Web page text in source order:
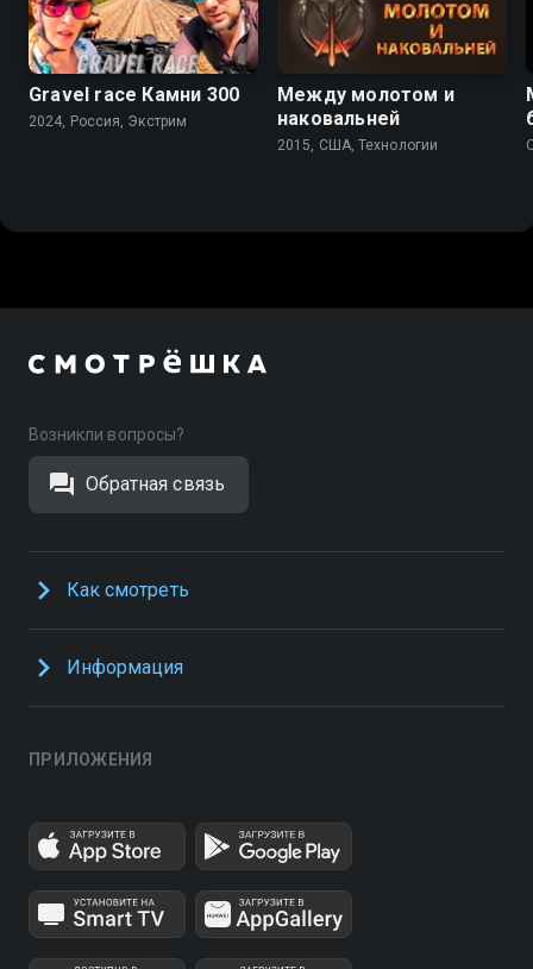
Gravel race Камни 300
2024, Россия, Экстрим
Между молотом и
наковальней
2015, США, Технологии
Возникли вопросы?
Обратная связь
Как смотреть
Информация
ПРИЛОЖЕНИЯ